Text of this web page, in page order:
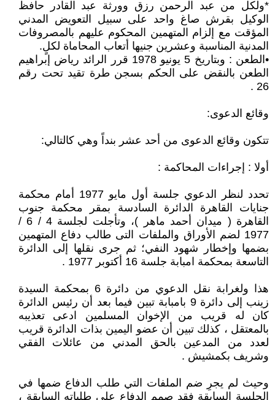
*ولكل من عبد الرحمن رزق وورثة عبد القادر حافظ
الوكيل بقرش صاغ واحد على سبيل التعويض المدني
المؤقت مع إلزام المتهمين المحكوم عليهم بالمصروفات
المدنية المناسبة وعشرين جنيها أتعاب المحاماة لكلٍ.
•الطعن : وبتاريخ 5 يونيو 1978 قرر الرائد رياض إبراهيم
الطعن بالنقض على الحكم بسجن طرة تقيد تحت رقم
26 .
وقائع الدعوى:
تتكون وقائع الدعوى من أحد عشر بنداً وهي كالتالي:
أولا : إجراءات المحاكمة :
تحدد لنظر الدعوي جلسة أول مايو 1977 أمام محكمة
جنايات القاهرة الدائرة السادسة بمقر محكمة جنوب
القاهرة ( ميدان أحمد ماهر )، وتأجلت لجلسة 4 / 6 /
1977 لضم الأوراق والملفات التى طالب دفاع المتهمين
بضمها وإخطار شهود النفي؛ ثم جرى نقلها إلى الدائرة
التاسعة بمحكمة امبابة جلسة 16 أكتوبر 1977 .
هذا ولغرابة نقل الدعوي من دائرة 6 بمحكمة السيدة
زينب إلى دائرة 9 بامبابة تبين فيما بعد أن رئيس الدائرة
كان له قريب من الإخوان المسلمين ادعى تعذيبه
بالمعتقل ، كذلك تبين أن عضو اليمين بذات الدائرة قريب
لعدد من المدعين بالحق المدني من عائلات الفقي
وشريف بكمشيش .
وحيث لم يجرِ ضم الملفات التي طلب الدفاع ضمها في
الجلسة السابقة فقد صمم الدفاع علي طلباته السابقة ،